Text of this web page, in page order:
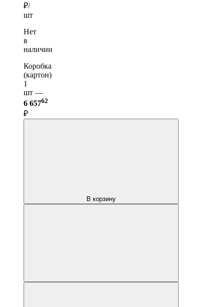
₽/
шт
Нет
в
наличии
Коробка
(картон)
1
шт —
6 65762
₽
В корзину